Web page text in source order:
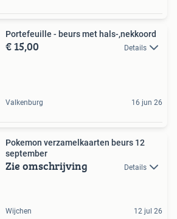
Portefeuille - beurs met hals-,nekkoord
€ 15,00 Details
Valkenburg 16 jun 26
Pokemon verzamelkaarten beurs 12
september
Zie omschrijving Details
Wijchen 12 jul 26